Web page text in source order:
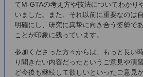
てM-GTAの考え方や技法についてわかり
いました。また、それ以前に重要なのは
明確にし、研究に真摯に向き合う姿勢で
ことが印象に残っています。
参加くださった方々からは、もっと長い
り聞きたい内容だったというご意見や演
ど今後も継続して欲しいといったご意見